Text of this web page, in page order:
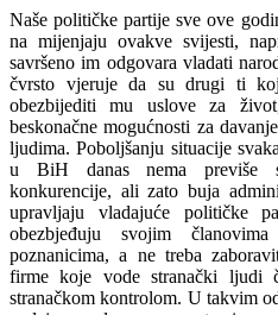
Naše političke partije sve ove
na mijenjaju ovakve svijesti,
savršeno im odgovara vladati
čvrsto vjeruje da su drugi ti
obezbijediti mu uslove za
beskonačne mogućnosti za
ljudima. Poboljšanju situacije
u BiH danas nema previše
konkurencije, ali zato buja
upravljaju vladajuće političke
obezbjeđuju svojim
poznanicima, a ne treba
firme koje vode stranački ljudi
stranačkom kontrolom. U takvim